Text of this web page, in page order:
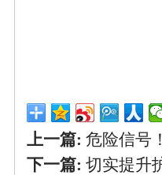
上一篇: 危险信号
下一篇: 切实提升